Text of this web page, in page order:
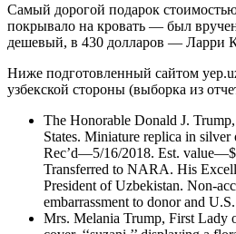
Самый дорогой подарок
покрывало на кровать — был
дешевый, в 430 долларов — Ларри
Ниже подготовленный сайтом
узбекской стороны (выборка из
The Honorable Donald J.
States. Miniature replica in silver
Rec’d—5/16/2018. Est.
Transferred to NARA. His
President of Uzbekistan. Non-
embarrassment to donor and
Mrs. Melania Trump, First Lady